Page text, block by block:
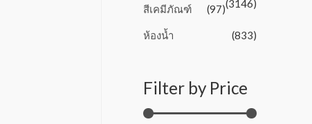
(3146)
สีเคมีภัณฑ์ (97)
ห้องน้ำ (833)
Filter by Price